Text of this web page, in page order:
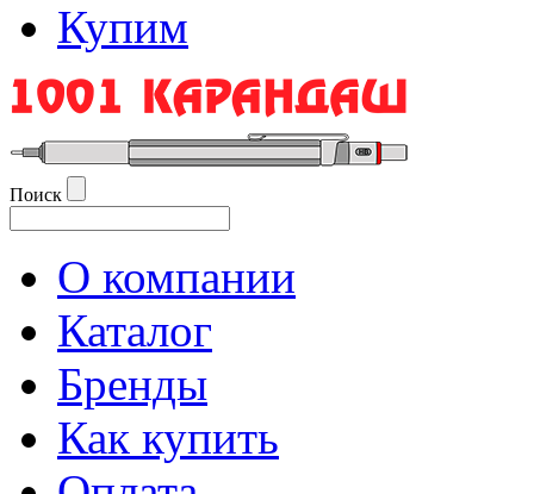
Купим
Поиск
О компании
Каталог
Бренды
Как купить